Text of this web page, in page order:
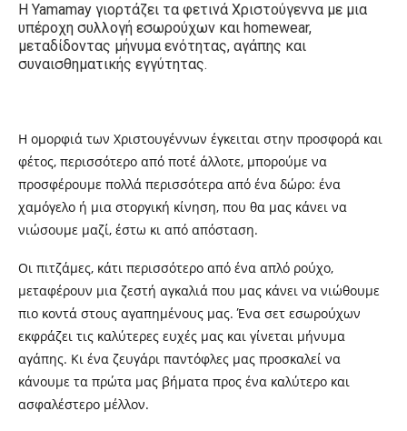
Η Yamamay γιορτάζει τα φετινά Χριστούγεννα με μια
υπέροχη συλλογή εσωρούχων και homewear,
μεταδίδοντας μήνυμα ενότητας, αγάπης και
συναισθηματικής εγγύτητας.
H ομορφιά των Χριστουγέννων έγκειται στην προσφορά και
φέτος, περισσότερο από ποτέ άλλοτε, μπορούμε να
προσφέρουμε πολλά περισσότερα από ένα δώρο: ένα
χαμόγελο ή μια στοργική κίνηση, που θα μας κάνει να
νιώσουμε μαζί, έστω κι από απόσταση.
Οι πιτζάμες, κάτι περισσότερο από ένα απλό ρούχο,
μεταφέρουν μια ζεστή αγκαλιά που μας κάνει να νιώθουμε
πιο κοντά στους αγαπημένους μας. Ένα σετ εσωρούχων
εκφράζει τις καλύτερες ευχές μας και γίνεται μήνυμα
αγάπης. Κι ένα ζευγάρι παντόφλες μας προσκαλεί να
κάνουμε τα πρώτα μας βήματα προς ένα καλύτερο και
ασφαλέστερο μέλλον.